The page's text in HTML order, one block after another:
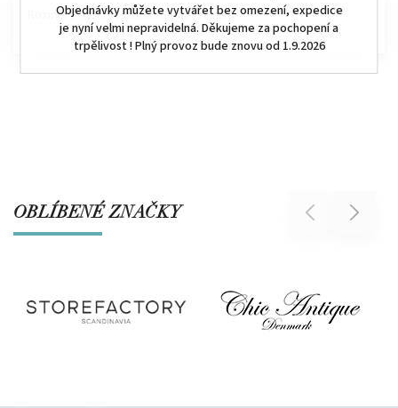
Objednávky můžete vytvářet bez omezení, expedice
je nyní velmi nepravidelná. Děkujeme za pochopení a
trpělivost ! Plný provoz bude znovu od 1.9.2026
Rozměry: 7,5x7x8 cm Materiál: kramika
OBLÍBENÉ ZNAČKY Previous Next